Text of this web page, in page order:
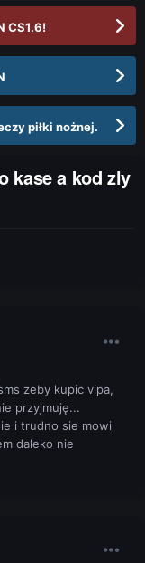
CS1.6!
piłki nożnej.
kase a kod zly
zeby kupic vipa,
przyjmuję...
i trudno sie mowi
daleko nie